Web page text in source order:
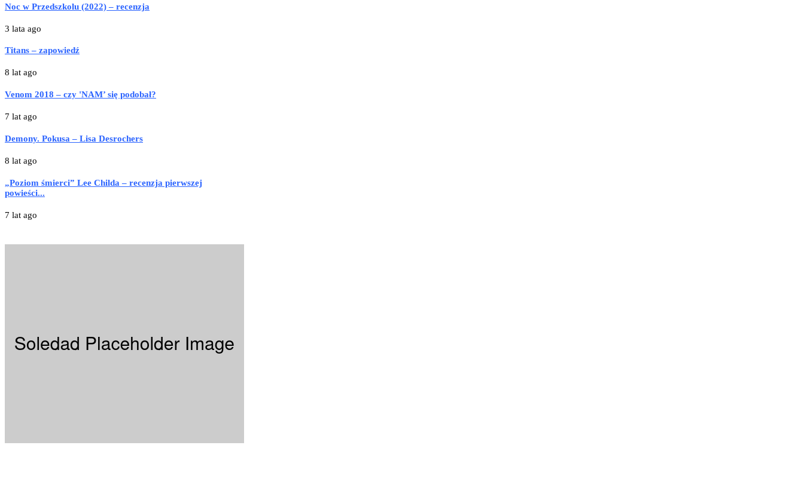
Noc w Przedszkolu (2022) – recenzja
3 lata ago
Titans – zapowiedź
8 lat ago
Venom 2018 – czy 'NAM’ się podobał?
7 lat ago
Demony. Pokusa – Lisa Desrochers
8 lat ago
„Poziom śmierci” Lee Childa – recenzja pierwszej
powieści...
7 lat ago